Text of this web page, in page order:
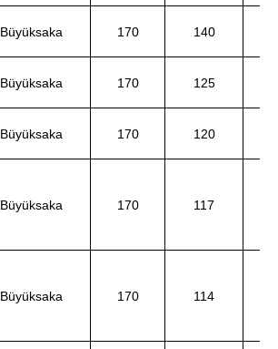
Büyüksaka 170 140
Büyüksaka 170 125
Büyüksaka 170 120
Büyüksaka 170 117
Büyüksaka 170 114